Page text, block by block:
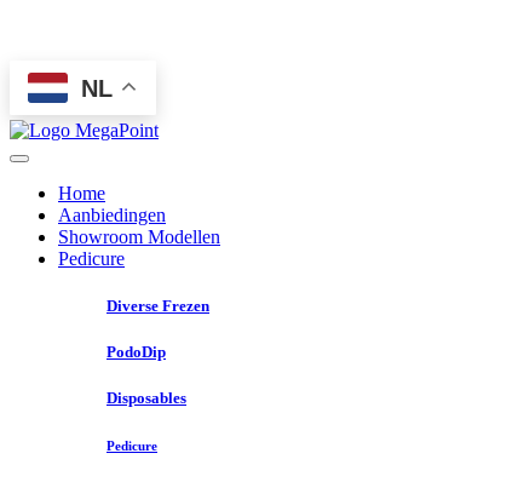
NL
Home
Aanbiedingen
Showroom Modellen
Pedicure
Diverse Frezen
PodoDip
Disposables
Pedicure